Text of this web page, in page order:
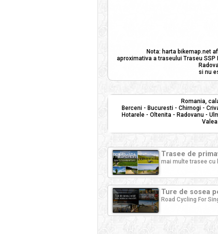
Nota: harta bikemap.net
aproximativa a traseului Traseu
si nu
Romania,
Berceni - Bucuresti - Chirnogi -
Hotarele - Oltenita - Radovanu -
Trasee de
mai multe trasee cu
Ture de sosea
Road Cycling For